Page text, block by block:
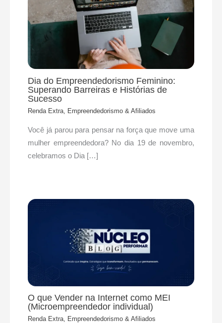
Dia do Empreendedorismo Feminino:
Superando Barreiras e Histórias de
Sucesso
Renda Extra, Empreendedorismo & Afiliados
Você já parou para pensar na força que move uma
mulher empreendedora? No dia 19 de novembro,
celebramos o Dia […]
O que Vender na Internet como MEI
(Microempreendedor individual)
Renda Extra, Empreendedorismo & Afiliados